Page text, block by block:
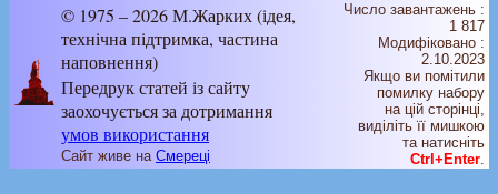
© 1975 – 2026 М.Жарких (ідея,
технічна підтримка, частина
наповнення)
Передрук статей із сайту
заохочується за дотримання
умов використання
Сайт живе на Смереці
Число завантажень :
1 817
Модифіковано :
2.10.2023
Якщо ви помітили
помилку набору
на цiй сторiнцi,
видiлiть її мишкою
та натисніть
Ctrl+Enter.